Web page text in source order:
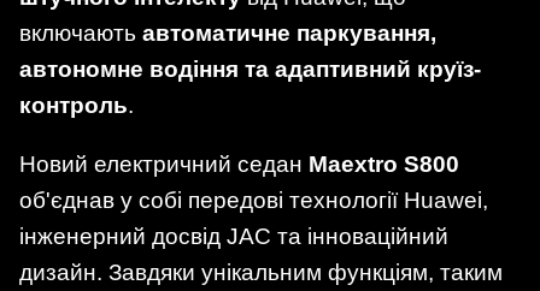
включають автоматичне паркування,
автономне водіння та адаптивний круїз-
контроль.
Новий електричний седан Maextro S800
об'єднав у собі передові технології Huawei,
інженерний досвід JAC та інноваційний
дизайн. Завдяки унікальним функціям, таким